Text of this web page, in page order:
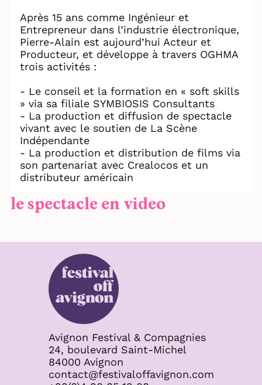
Après 15 ans comme Ingénieur et
Entrepreneur dans l’industrie électronique,
Pierre-Alain est aujourd’hui Acteur et
Producteur, et développe à travers OGHMA
trois activités :
- Le conseil et la formation en « soft skills
» via sa filiale SYMBIOSIS Consultants
- La production et diffusion de spectacle
vivant avec le soutien de La Scène
Indépendante
- La production et distribution de films via
son partenariat avec Crealocos et un
distributeur américain
le spectacle en video
Avignon Festival & Compagnies
24, boulevard Saint-Michel
84000 Avignon
contact@festivaloffavignon.com